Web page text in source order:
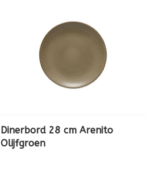
Dinerbord 28 cm Arenito
Olijfgroen